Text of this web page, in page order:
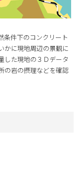
条件下のコンクリート
かに現地周辺の景観に
した現地の３Ｄデータ
の岩の摂理などを確認